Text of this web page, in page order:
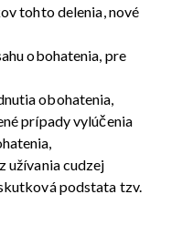
tohto delenia, nové
obohatenia, pre
obohatenia,
prípady vylúčenia
užívania cudzej
podstata tzv.